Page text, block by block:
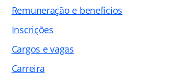
Remuneração e benefícios
Inscrições
Cargos e vagas
Carreira